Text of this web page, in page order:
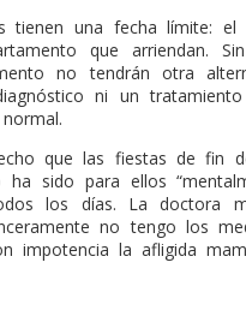
tienen una fecha límite:
que arriendan.
no tendrán otra
ni un
que las fiestas de fin
sido para ellos
los días. La doctora
no tengo los
impotencia la afligida